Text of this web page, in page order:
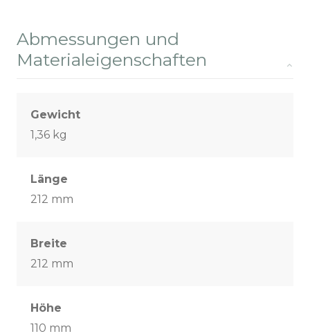
Abmessungen und
Materialeigenschaften
Gewicht
1,36 kg
Länge
212 mm
Breite
212 mm
Höhe
110 mm